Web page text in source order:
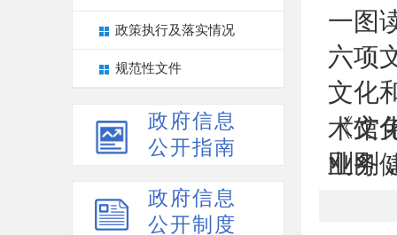
政策执行及落实情况
规范性文件
政府信息
公开指南
政府信息
公开制度
一图
六项
文化
术馆
《文
业务
刚刚